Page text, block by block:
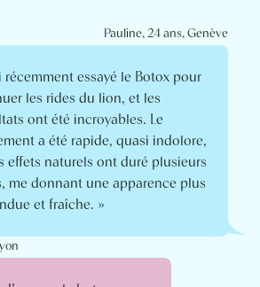
Pauline, 24 ans, Genève
récemment essayé le Botox pour
les rides du lion, et les
ont été incroyables. Le
a été rapide, quasi indolore,
effets naturels ont duré plusieurs
me donnant une apparence plus
et fraîche. »